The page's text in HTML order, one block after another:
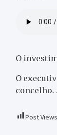
O
O
concelho.
Post